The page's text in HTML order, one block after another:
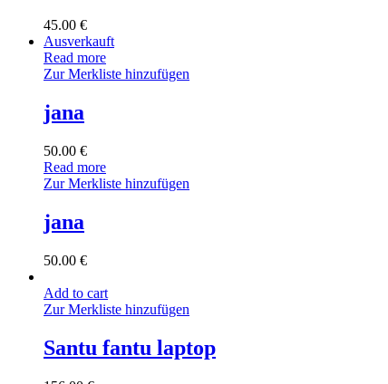
45.00 €
Ausverkauft
Read more
Zur Merkliste hinzufügen
jana
50.00 €
Read more
Zur Merkliste hinzufügen
jana
50.00 €
Add to cart
Zur Merkliste hinzufügen
Santu fantu laptop